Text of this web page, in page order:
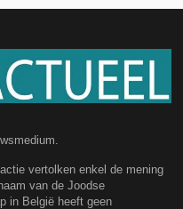
vertolken enkel de mening
van de Joodse
in België heeft geen